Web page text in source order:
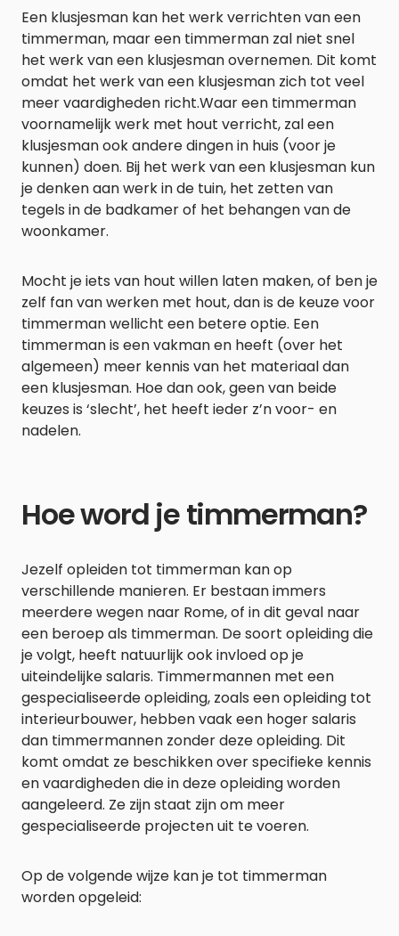
Een klusjesman kan het werk verrichten van een
timmerman, maar een timmerman zal niet snel
het werk van een klusjesman overnemen. Dit komt
omdat het werk van een klusjesman zich tot veel
meer vaardigheden richt.Waar een timmerman
voornamelijk werk met hout verricht, zal een
klusjesman ook andere dingen in huis (voor je
kunnen) doen. Bij het werk van een klusjesman kun
je denken aan werk in de tuin, het zetten van
tegels in de badkamer of het behangen van de
woonkamer.
Mocht je iets van hout willen laten maken, of ben je
zelf fan van werken met hout, dan is de keuze voor
timmerman wellicht een betere optie. Een
timmerman is een vakman en heeft (over het
algemeen) meer kennis van het materiaal dan
een klusjesman. Hoe dan ook, geen van beide
keuzes is ‘slecht’, het heeft ieder z’n voor- en
nadelen.
Hoe word je timmerman?
Jezelf opleiden tot timmerman kan op
verschillende manieren. Er bestaan immers
meerdere wegen naar Rome, of in dit geval naar
een beroep als timmerman. De soort opleiding die
je volgt, heeft natuurlijk ook invloed op je
uiteindelijke salaris. Timmermannen met een
gespecialiseerde opleiding, zoals een opleiding tot
interieurbouwer, hebben vaak een hoger salaris
dan timmermannen zonder deze opleiding. Dit
komt omdat ze beschikken over specifieke kennis
en vaardigheden die in deze opleiding worden
aangeleerd. Ze zijn staat zijn om meer
gespecialiseerde projecten uit te voeren.
Op de volgende wijze kan je tot timmerman
worden opgeleid: